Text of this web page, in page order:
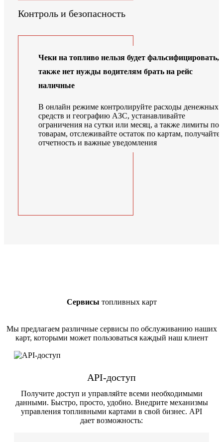
Контроль и безопасность
Чеки на топливо нельзя будет фальсифицировать,
также нет нужды водителям брать на рейс
наличные
В онлайн режиме контролируйте расходы денежных
средств и географию АЗС, устанавливайте
ограничения на сутки или месяц, а также лимиты по
товарам, отслеживайте остаток по картам, получайте
отчетность и важные уведомления
Сервисы топливных карт
Мы предлагаем различные сервисы по обслуживанию наших
карт, которыми может пользоваться каждый наш клиент
API-доступ
Получите доступ и управляйте всеми необходимыми
данными. Быстро, просто, удобно. Внедрите механизмы
управления топливными картами в свой бизнес. API
дает возможность: